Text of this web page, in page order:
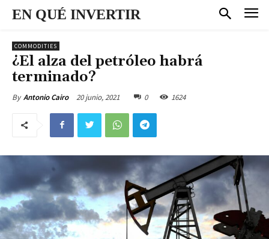
EN QUÉ INVERTIR
COMMODITIES
¿El alza del petróleo habrá
terminado?
By Antonio Cairo 20 junio, 2021 0 1624